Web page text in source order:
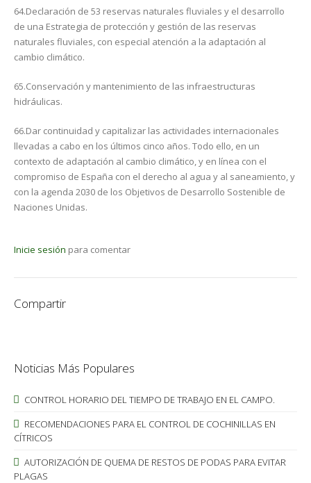
64.Declaración de 53 reservas naturales fluviales y el desarrollo
de una Estrategia de protección y gestión de las reservas
naturales fluviales, con especial atención a la adaptación al
cambio climático.
65.Conservación y mantenimiento de las infraestructuras
hidráulicas.
66.Dar continuidad y capitalizar las actividades internacionales
llevadas a cabo en los últimos cinco años. Todo ello, en un
contexto de adaptación al cambio climático, y en línea con el
compromiso de España con el derecho al agua y al saneamiento, y
con la agenda 2030 de los Objetivos de Desarrollo Sostenible de
Naciones Unidas.
Inicie sesión para comentar
Compartir
Noticias Más Populares
CONTROL HORARIO DEL TIEMPO DE TRABAJO EN EL CAMPO.
RECOMENDACIONES PARA EL CONTROL DE COCHINILLAS EN
CÍTRICOS
AUTORIZACIÓN DE QUEMA DE RESTOS DE PODAS PARA EVITAR
PLAGAS